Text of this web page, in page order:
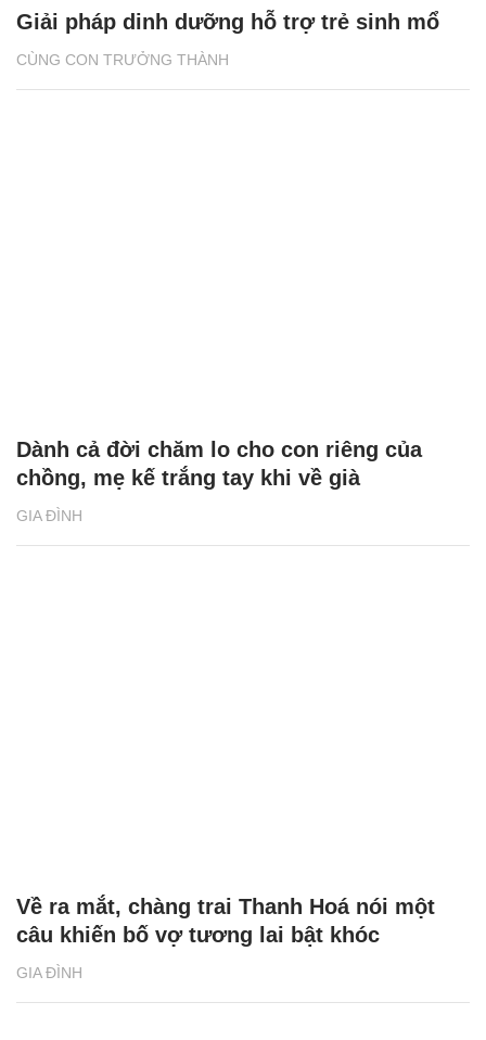
CÙNG CON TRƯỞNG THÀNH
Giải pháp dinh dưỡng hỗ trợ trẻ sinh mổ
GIA ĐÌNH
Dành cả đời chăm lo cho con riêng của
chồng, mẹ kế trắng tay khi về già
GIA ĐÌNH
Về ra mắt, chàng trai Thanh Hoá nói một
câu khiến bố vợ tương lai bật khóc